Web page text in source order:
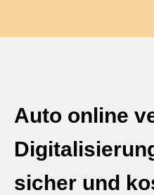
Auto online
sicher und